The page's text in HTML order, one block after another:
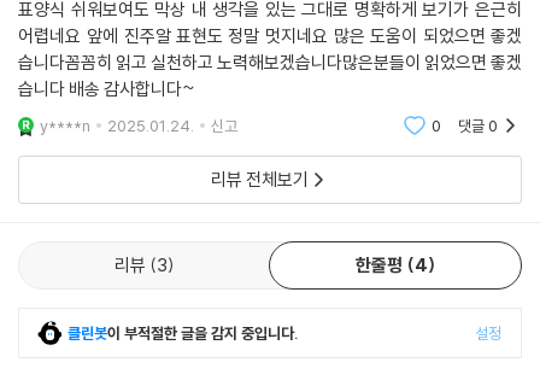
표양식 쉬워보여도 막상 내 생각을 있는 그대로 명확하게 보기가 은근히
어렵네요 앞에 진주알 표현도 정말 멋지네요 많은 도움이 되었으면 좋겠
습니다꼼꼼히 읽고 실천하고 노력해보겠습니다많은분들이 읽었으면 좋겠
습니다 배송 감사합니다~
y****n 2025.01.24. 신고 0 댓글0
리뷰 전체보기
리뷰 3 한줄평 4
클린봇이 부적절한 글을 감지 중입니다. 설정